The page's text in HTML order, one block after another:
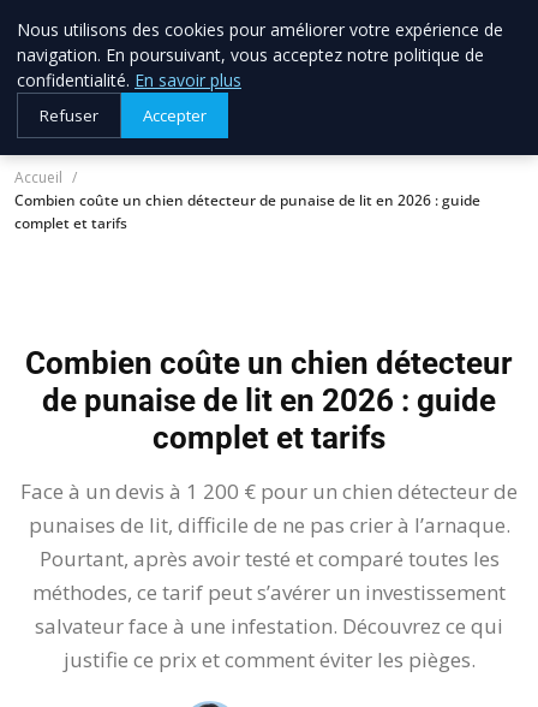
allo brico33
Votre expert bricolage en Gironde
Accueil
Combien coûte un chien détecteur de punaise de lit en 2026 : guide
complet et tarifs
Combien coûte un chien détecteur
de punaise de lit en 2026 : guide
complet et tarifs
Face à un devis à 1 200 € pour un chien détecteur de
punaises de lit, difficile de ne pas crier à l’arnaque.
Pourtant, après avoir testé et comparé toutes les
méthodes, ce tarif peut s’avérer un investissement
salvateur face à une infestation. Découvrez ce qui
justifie ce prix et comment éviter les pièges.
Nous utilisons des cookies pour améliorer votre expérience de
navigation. En poursuivant, vous acceptez notre politique de
confidentialité. En savoir plus
Refuser Accepter